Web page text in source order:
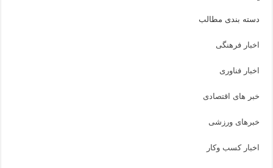
دسته بندی مطالب
اخبار فرهنگی
اخبار فناوری
خبر های اقتصادی
خبرهای ورزشی
اخبار کسب وکار